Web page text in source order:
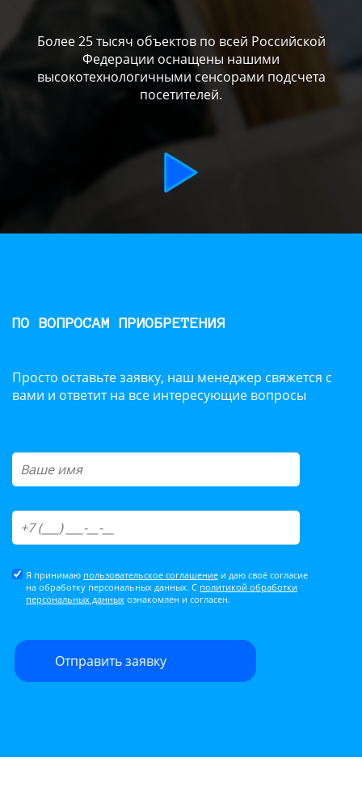
Более 25 тысяч объектов по всей Российской
Федерации оснащены нашими
высокотехнологичными сенсорами подсчета
посетителей.
ПО ВОПРОСАМ ПРИОБРЕТЕНИЯ
Просто оставьте заявку, наш менеджер свяжется с
вами и ответит на все интересующие вопросы
Я принимаю пользовательское соглашение и даю своё согласие
на обработку персональных данных. С политикой обработки
персональных данных ознакомлен и согласен.